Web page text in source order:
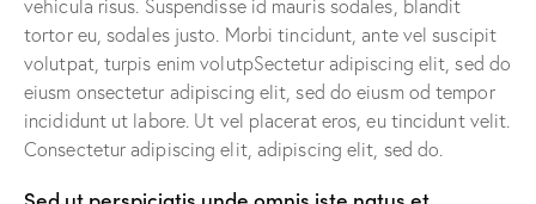
vehicula risus. Suspendisse id mauris sodales, blandit
tortor eu, sodales justo. Morbi tincidunt, ante vel suscipit
volutpat, turpis enim volutpSectetur adipiscing elit, sed do
eiusm onsectetur adipiscing elit, sed do eiusm od tempor
incididunt ut labore. Ut vel placerat eros, eu tincidunt velit.
Consectetur adipiscing elit, adipiscing elit, sed do.